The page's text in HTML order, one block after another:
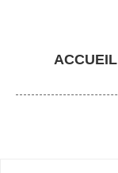
ACCUEIL